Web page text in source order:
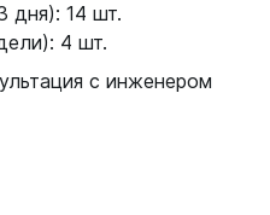
дня): 14 шт.
4 шт.
с инженером